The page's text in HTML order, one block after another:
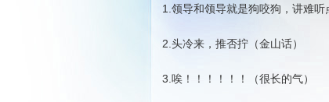
1.领导和领导就是狗咬狗，讲难听
2.头冷来，推否拧（金山话）
3.唉！！！！！！（很长的气）